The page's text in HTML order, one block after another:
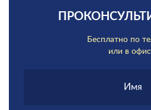
Бесплатно по
или в